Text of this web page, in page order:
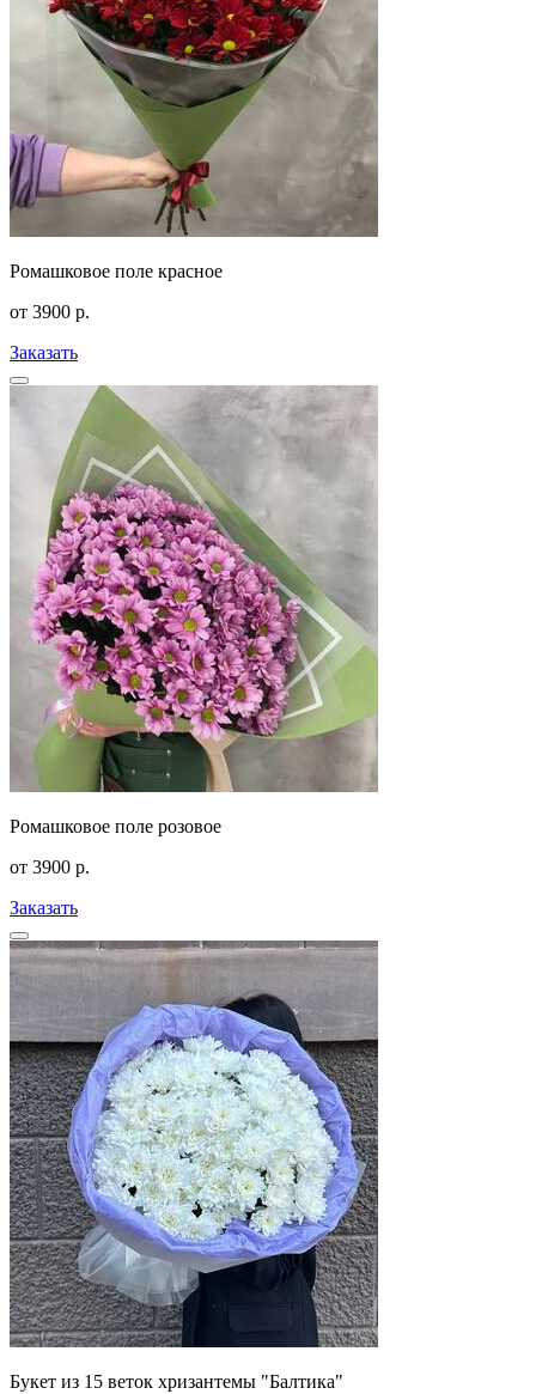
Ромашковое поле красное
от 3900 р.
Заказать
Ромашковое поле розовое
от 3900 р.
Заказать
Букет из 15 веток хризантемы "Балтика"